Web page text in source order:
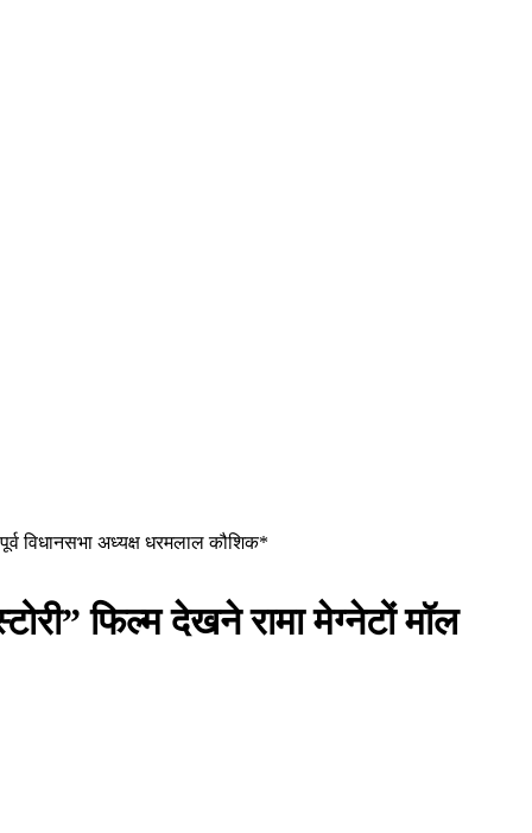
विधानसभा अध्यक्ष धरमलाल कौशिक*
फिल्म देखने रामा मेग्नेटों मॉल